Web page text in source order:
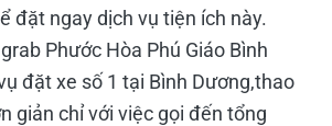
đặt ngay dịch vụ tiện ích này.
Phước Hòa Phú Giáo Bình
đặt xe số 1 tại Bình Dương,thao
giản chỉ với việc gọi đến tổng